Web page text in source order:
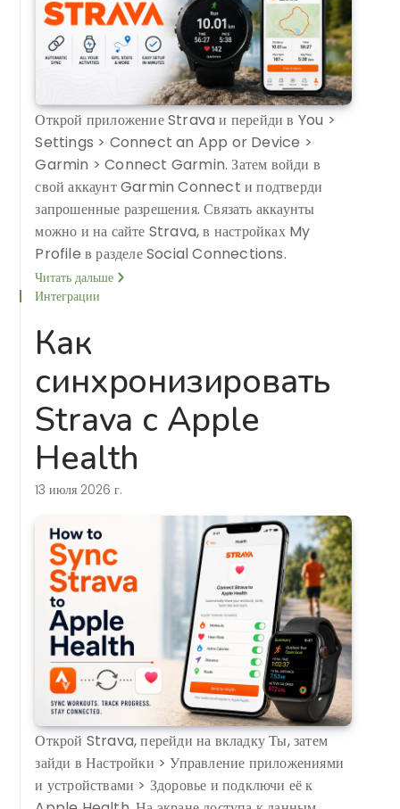
Открой приложение Strava и перейди в You >
Settings > Connect an App or Device >
Garmin > Connect Garmin. Затем войди в
свой аккаунт Garmin Connect и подтверди
запрошенные разрешения. Связать аккаунты
можно и на сайте Strava, в настройках My
Profile в разделе Social Connections.
Читать дальше
Интеграции
Как
синхронизировать
Strava с Apple
Health
13 июля 2026 г.
Открой Strava, перейди на вкладку Ты, затем
зайди в Настройки > Управление приложениями
и устройствами > Здоровье и подключи её к